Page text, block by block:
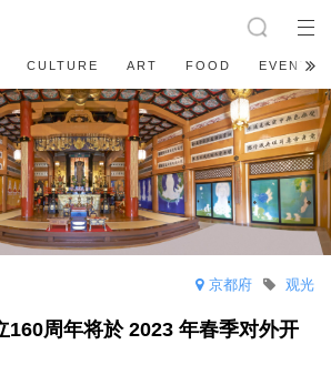
CULTURE ART FOOD EVENT
京都府 观光
160周年将於 2023 年春季对外开